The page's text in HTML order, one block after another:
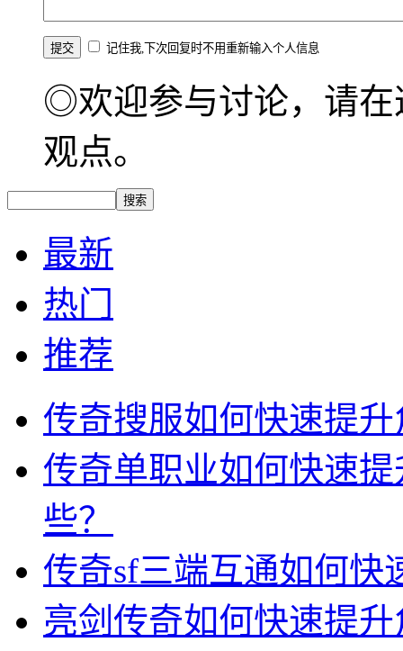
记住我,下次回复时不用重新输入个人信息
◎欢迎参与讨论，请在
观点。
最新
热门
推荐
传奇搜服如何快速提
传奇单职业如何快速
些？
传奇sf三端互通如何快
亮剑传奇如何快速提